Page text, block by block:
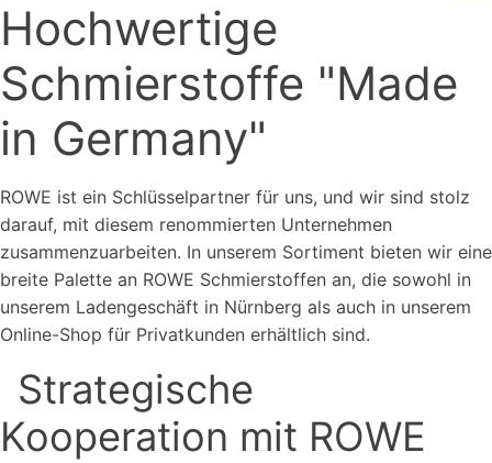
Hochwertige
Schmierstoffe "Made
in Germany"
ROWE ist ein Schlüsselpartner für uns, und wir sind stolz
darauf, mit diesem renommierten Unternehmen
zusammenzuarbeiten. In unserem Sortiment bieten wir eine
breite Palette an ROWE Schmierstoffen an, die sowohl in
unserem Ladengeschäft in Nürnberg als auch in unserem
Online-Shop für Privatkunden erhältlich sind.
Strategische
Kooperation mit ROWE